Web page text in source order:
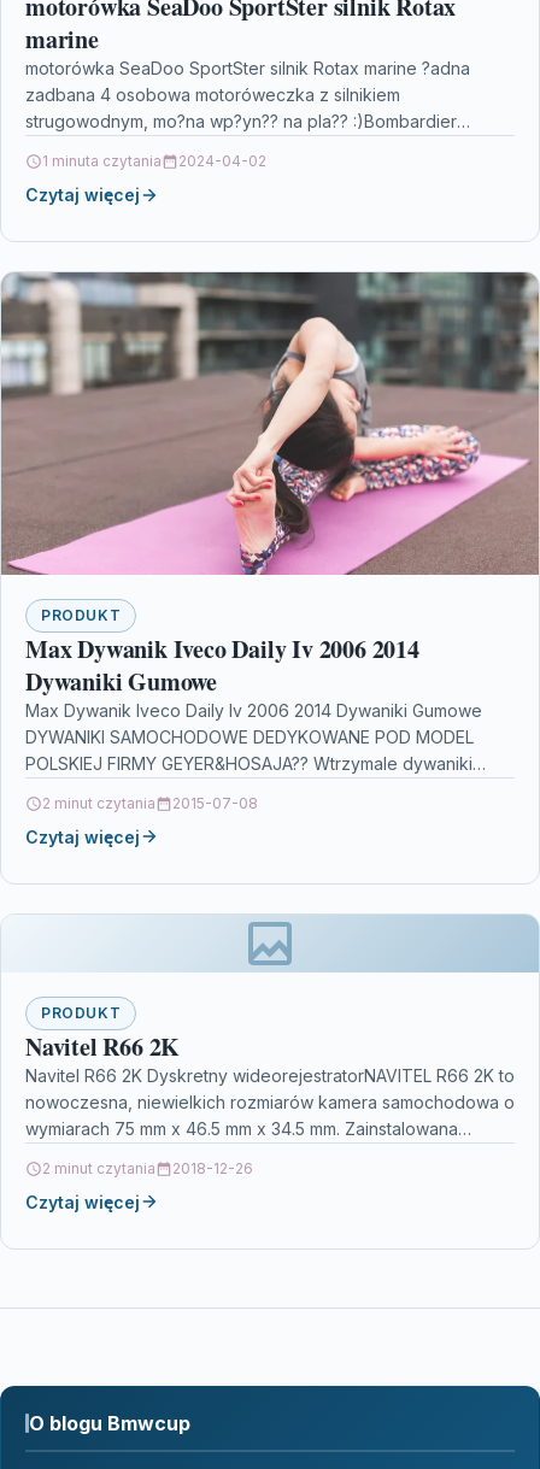
marine
motorówka SeaDoo SportSter silnik Rotax marine ?adna
zadbana 4 osobowa motoróweczka z silnikiem
strugowodnym, mo?na wp?yn?? na pla?? :)Bombardier
1 minuta czytania 2024-04-02
Czytaj więcej
PRODUKT
Max Dywanik Iveco Daily Iv 2006 2014
Dywaniki Gumowe
Max Dywanik Iveco Daily Iv 2006 2014 Dywaniki Gumowe
DYWANIKI SAMOCHODOWE DEDYKOWANE POD MODEL
POLSKIEJ FIRMY GEYER&HOSAJA?? Wtrzymale dywaniki
2 minut czytania 2015-07-08
Czytaj więcej
PRODUKT
Navitel R66 2K
Navitel R66 2K Dyskretny wideorejestratorNAVITEL R66 2K to
nowoczesna, niewielkich rozmiarów kamera samochodowa o
wymiarach 75 mm x 46.5 mm x 34.5 mm. Zainstalowana…
2 minut czytania 2018-12-26
Czytaj więcej
O blogu Bmwcup